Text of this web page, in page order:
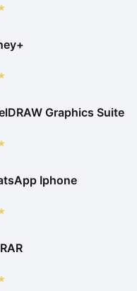
Graphics Suite
Iphone